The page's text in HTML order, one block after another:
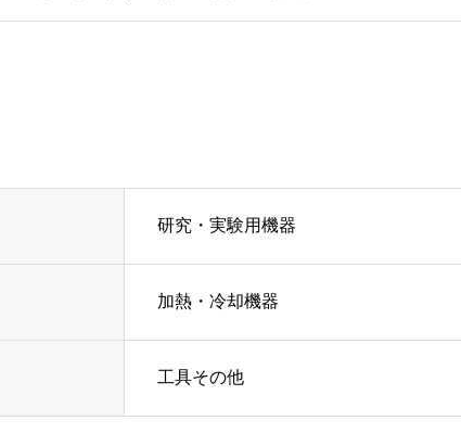
研究・実験用機器
加熱・冷却機器
工具その他